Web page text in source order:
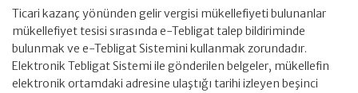
Ticari kazanç yönünden gelir vergisi mükellefiyeti bulunanlar
mükellefiyet tesisi sırasında e-Tebligat talep bildiriminde
bulunmak ve e-Tebligat Sistemini kullanmak zorundadır.
Elektronik Tebligat Sistemi ile gönderilen belgeler, mükellefin
elektronik ortamdaki adresine ulaştığı tarihi izleyen beşinci